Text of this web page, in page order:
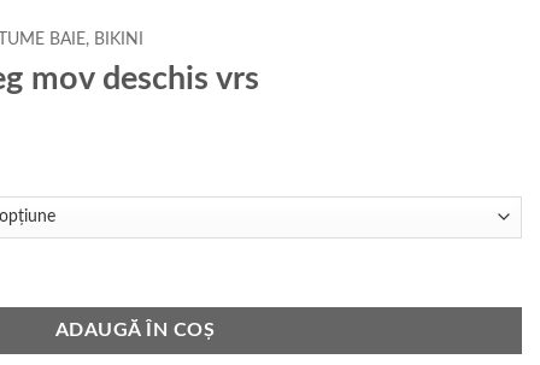
BAIE, BIKINI
mov deschis vrs
ADAUGĂ ÎN COȘ